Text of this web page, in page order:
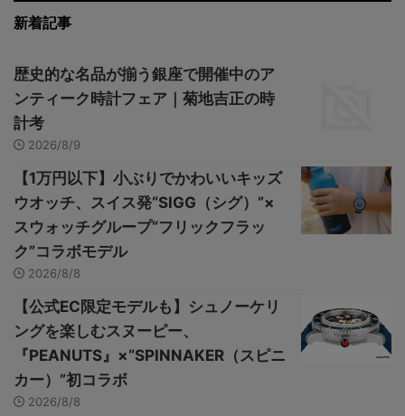
新着記事
歴史的な名品が揃う銀座で開催中のア
ンティーク時計フェア｜菊地吉正の時
計考
2026/8/9
【1万円以下】小ぶりでかわいいキッズ
ウオッチ、スイス発“SIGG（シグ）”×
スウォッチグループ“フリックフラッ
ク”コラボモデル
2026/8/8
【公式EC限定モデルも】シュノーケリ
ングを楽しむスヌーピー、
『PEANUTS』×“SPINNAKER（スピニ
カー）”初コラボ
2026/8/8